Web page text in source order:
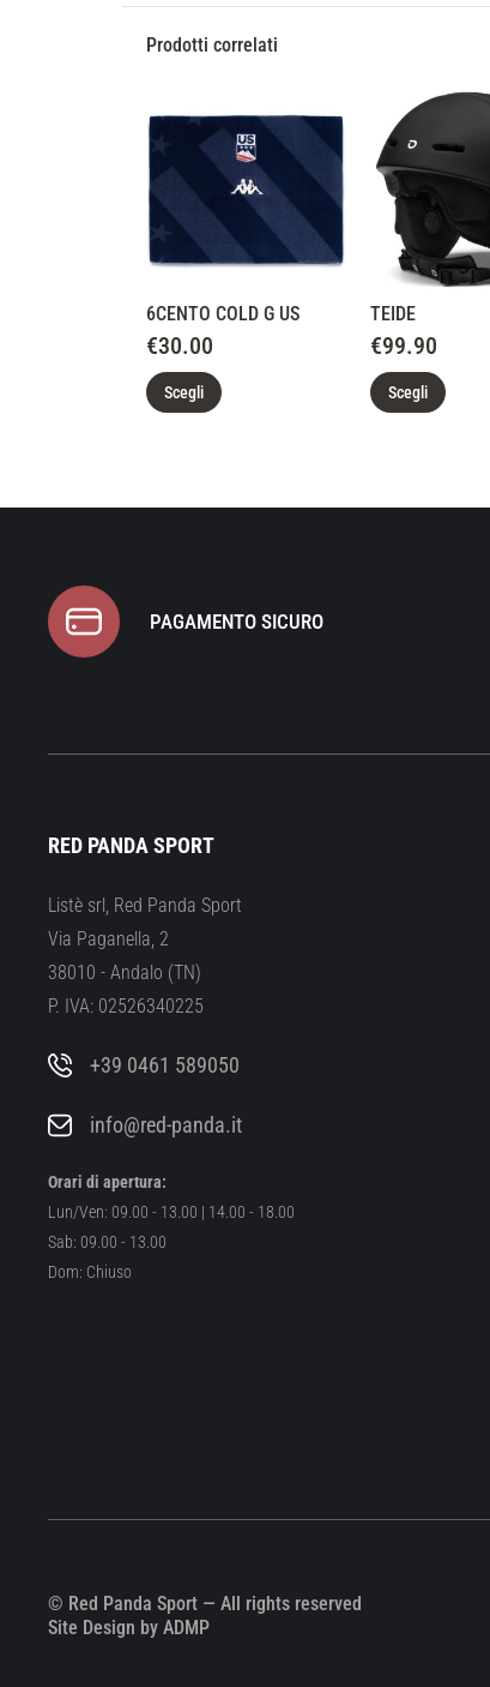
Prodotti correlati
6CENTO COLD G US
€30.00
Scegli
TEIDE
€99.90
Scegli
PAGAMENTO SICURO
RED PANDA SPORT
Listè srl, Red Panda Sport
Via Paganella, 2
38010 - Andalo (TN)
P. IVA: 02526340225
+39 0461 589050
info@red-panda.it
Orari di apertura:
Lun/Ven: 09.00 - 13.00 | 14.00 - 18.00
Sab: 09.00 - 13.00
Dom: Chiuso
© Red Panda Sport — All rights reserved
Site Design by ADMP